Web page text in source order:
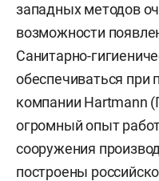
западных методов
возможности
Санитарно-
обеспечиваться при
компании Hartmann
огромный опыт
сооружения
построены